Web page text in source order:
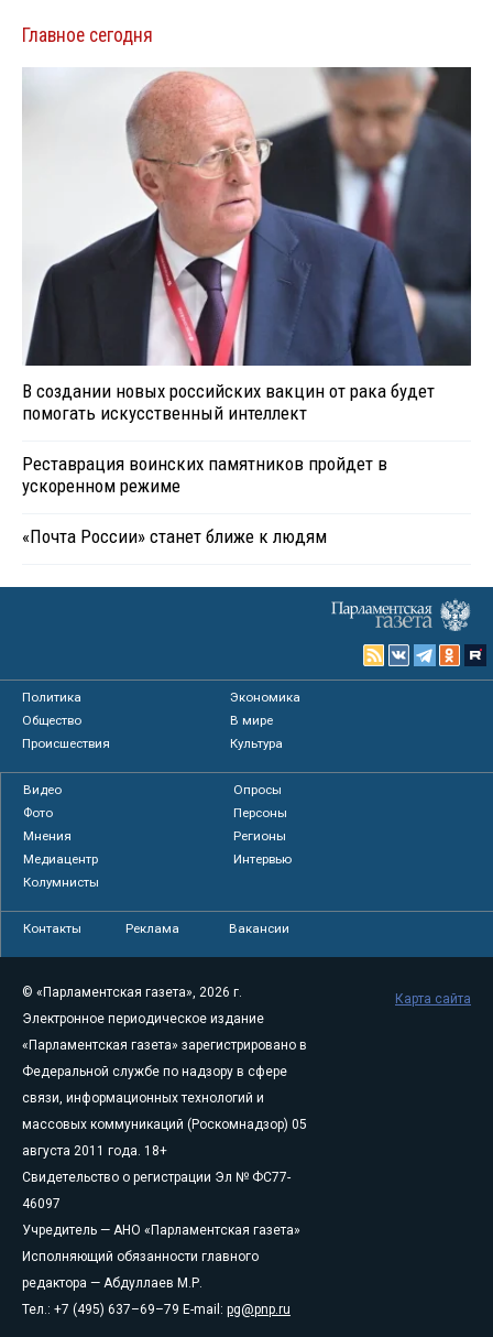
Главное сегодня
В создании новых российских вакцин от рака будет
помогать искусственный интеллект
Реставрация воинских памятников пройдет в
ускоренном режиме
«Почта России» станет ближе к людям
Политика
Экономика
Общество
В мире
Происшествия
Культура
Видео
Опросы
Фото
Персоны
Мнения
Регионы
Медиацентр
Интервью
Колумнисты
Контакты Реклама Вакансии
© «Парламентская газета», 2026 г.
Электронное периодическое издание
«Парламентская газета» зарегистрировано в
Федеральной службе по надзору в сфере
связи, информационных технологий и
массовых коммуникаций (Роскомнадзор) 05
августа 2011 года. 18+
Свидетельство о регистрации Эл № ФС77-
46097
Учредитель — АНО «Парламентская газета»
Исполняющий обязанности главного
редактора — Абдуллаев М.Р.
Тел.: +7 (495) 637–69–79 E-mail: pg@pnp.ru
Карта сайта